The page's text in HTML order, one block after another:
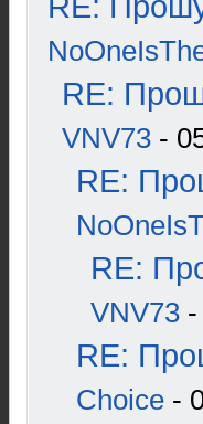
RE:
VNV73 -
RE:
RE:
VNV73
RE:
Choice -